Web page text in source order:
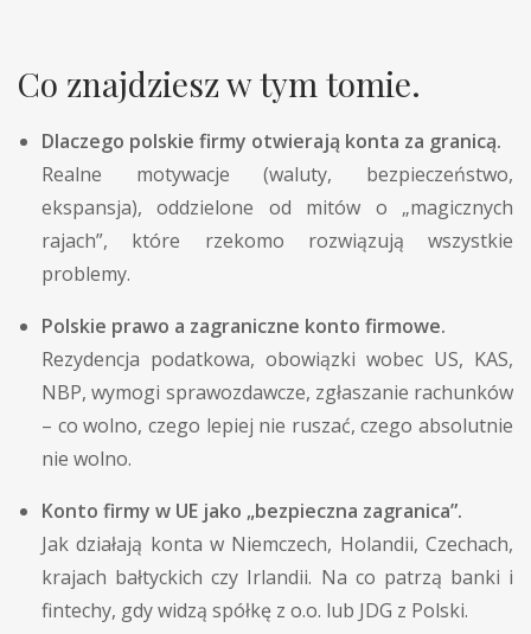
Co znajdziesz w tym tomie.
Dlaczego polskie firmy otwierają konta za granicą.
Realne motywacje (waluty, bezpieczeństwo,
ekspansja), oddzielone od mitów o „magicznych
rajach”, które rzekomo rozwiązują wszystkie
problemy.
Polskie prawo a zagraniczne konto firmowe.
Rezydencja podatkowa, obowiązki wobec US, KAS,
NBP, wymogi sprawozdawcze, zgłaszanie rachunków
– co wolno, czego lepiej nie ruszać, czego absolutnie
nie wolno.
Konto firmy w UE jako „bezpieczna zagranica”.
Jak działają konta w Niemczech, Holandii, Czechach,
krajach bałtyckich czy Irlandii. Na co patrzą banki i
fintechy, gdy widzą spółkę z o.o. lub JDG z Polski.